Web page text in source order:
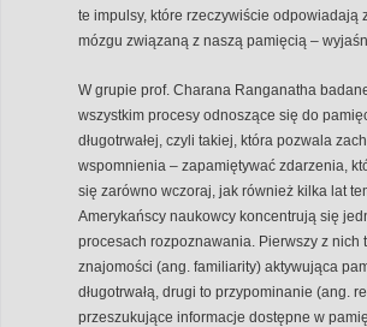
te impulsy, które rzeczywiście odpowiadają
mózgu związaną z naszą pamięcią –
W grupie prof. Charana Ranganatha
wszystkim procesy odnoszące się do
długotrwałej, czyli takiej, która pozwala
wspomnienia – zapamiętywać zdarzenia,
się zarówno wczoraj, jak również kilka lat
Amerykańscy naukowcy koncentrują się
procesach rozpoznawania. Pierwszy z nich
znajomości (ang. familiarity) aktywująca
długotrwałą, drugi to przypominanie (ang.
przeszukujące informacje dostępne w